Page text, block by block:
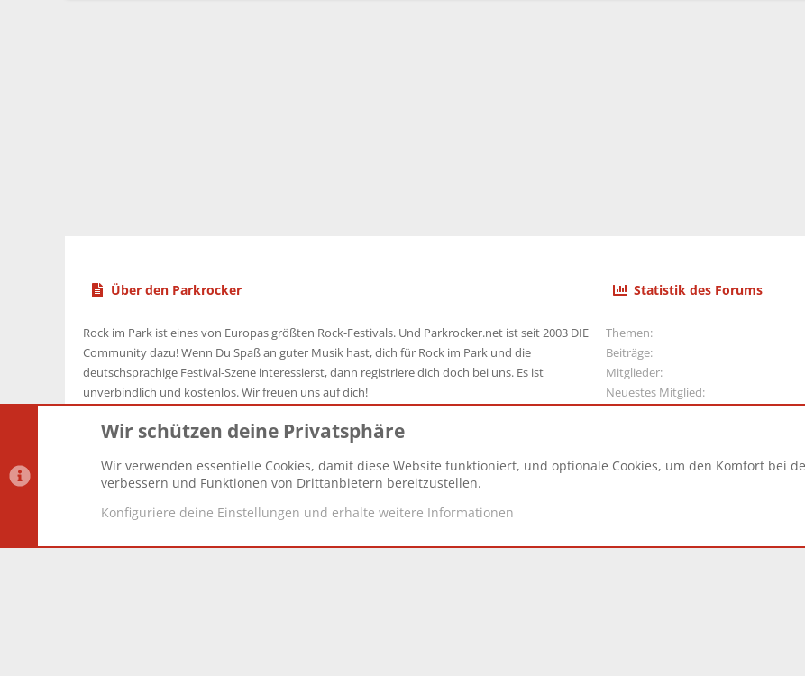
Über den Parkrocker
Rock im Park ist eines von Europas größten Rock-Festivals. Und Parkrocker.net ist seit 2003 DIE
Community dazu! Wenn Du Spaß an guter Musik hast, dich für Rock im Park und die
deutschsprachige Festival-Szene interessierst, dann registriere dich doch bei uns. Es ist
unverbindlich und kostenlos. Wir freuen uns auf dich!
Statistik des Forums
Themen
Beiträge
Mitglieder
Neuestes Mitglied
Datenschutz-Einstellungen PR Light Deutsch [Du]
Wir schützen deine Privatsphäre
Wir verwenden essentielle Cookies, damit diese Website funktioniert, und optionale Cookies, um den Komfort bei
verbessern und Funktionen von Drittanbietern bereitzustellen.
Konfiguriere deine Einstellungen und erhalte weitere Informationen